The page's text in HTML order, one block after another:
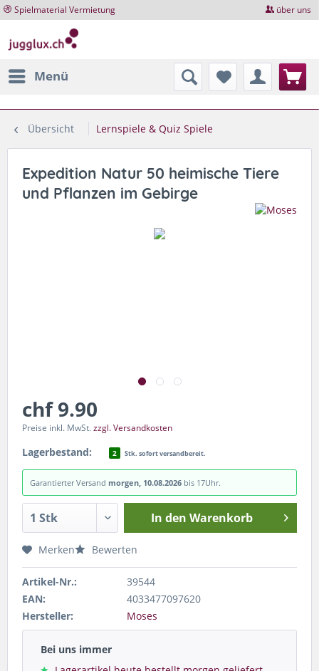
Spielmaterial Vermietung über uns
Menü
Übersicht Lernspiele & Quiz Spiele
Expedition Natur 50 heimische Tiere
und Pflanzen im Gebirge
chf 9.90
Preise inkl. MwSt.zzgl. Versandkosten
Lagerbestand: 2 Stk. sofort versandbereit.
Garantierter Versand morgen, 10.08.2026 bis 17Uhr.
In den Warenkorb
Merken Bewerten
Artikel-Nr.:
39544
EAN:
4033477097620
Hersteller:
Moses
Bei uns immer